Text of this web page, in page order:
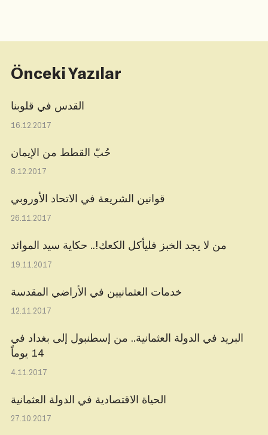
Önceki Yazılar
القدس في قلوبنا
16.12.2017
حُبّ القطط من الإيمان
8.12.2017
قوانين الشريعة في الاتحاد الأوروبي
26.11.2017
من لا يجد الخبز فليأكل الكعك!.. حكاية سيد الموائد
19.11.2017
خدمات العثمانيين في الأراضي المقدسة
12.11.2017
البريد في الدولة العثمانية.. من إسطنبول إلى بغداد في
14 يوماً
4.11.2017
الحياة الاقتصادية في الدولة العثمانية
27.10.2017